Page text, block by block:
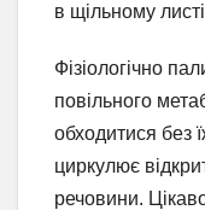
в щільному
Фізіологічно
повільного
обходитися без
циркулює
речовини.